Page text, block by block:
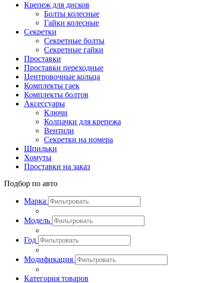
Крепеж для дисков
Болты колесные
Гайки колесные
Секретки
Секретные болты
Секретные гайки
Проставки
Проставки переходные
Центровочные кольца
Комплекты гаек
Комплекты болтов
Аксессуары
Ключи
Колпачки для крепежа
Вентили
Секретки на номера
Шпильки
Хомуты
Проставки на заказ
Подбор по авто
Марка
Модель
Год
Модификация
Категория товаров